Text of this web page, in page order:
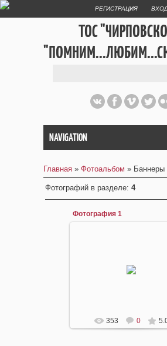
РЕГИСТРАЦИЯ
ТОС
NAVIGATION
Главная » Фотоальбом » Баннеры
Фотографий в разделе: 4
Фотография 1
353 0